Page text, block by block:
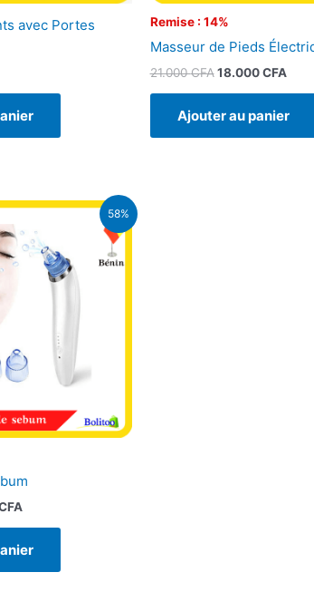
avec Portes
Remise : 14%
Masseur de Pieds
21.000CFA 18.000CFA
Ajouter au panier
58%
Le
actuel
est :
7.500 CFA.